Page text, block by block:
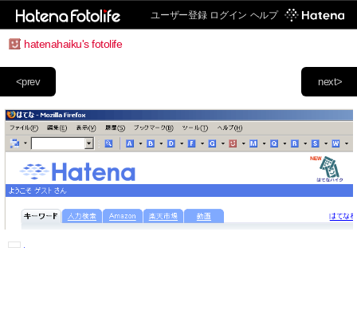
ユーザー登録 ログイン ヘルプ
hatenahaiku's fotolife
next>
<prev